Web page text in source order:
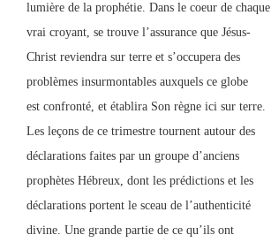
lumière de la prophétie. Dans le coeur de chaque
vrai croyant, se trouve l’assurance que Jésus-
Christ reviendra sur terre et s’occupera des
problèmes insurmontables auxquels ce globe
est confronté, et établira Son règne ici sur terre.
Les leçons de ce trimestre tournent autour des
déclarations faites par un groupe d’anciens
prophètes Hébreux, dont les prédictions et les
déclarations portent le sceau de l’authenticité
divine. Une grande partie de ce qu’ils ont